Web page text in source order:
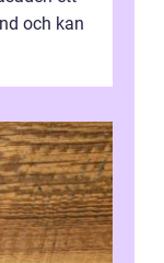
och kan